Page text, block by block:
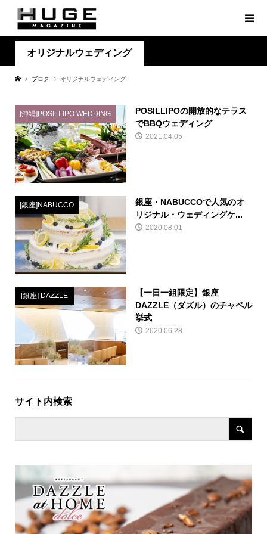
オリジナルウェディング
ブログ オリジナルウェディング
[沖縄]POSILLIPO WEDDING
POSILLIPOの開放的なテラス
でBBQウェディング
2021.04.05
[銀座]NABUCCO
銀座・NABUCCOで人気のオ
リジナル・ウェディングケ...
2020.08.01
[銀座] DAZZLE
【一日一組限定】銀座
DAZZLE（ダズル）のチャペル
挙式
2020.06.28
サイト内検索